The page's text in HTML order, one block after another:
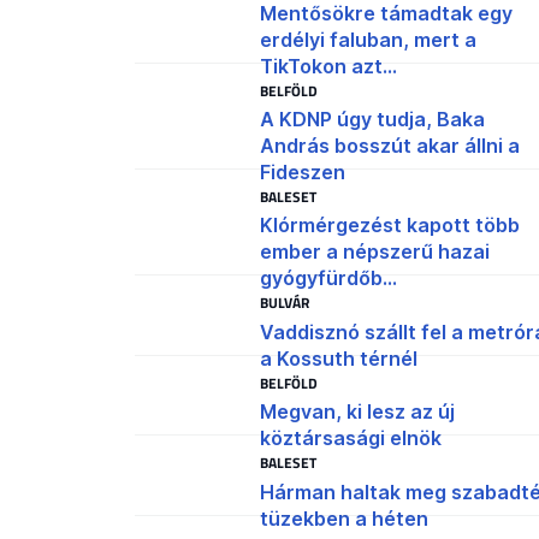
Mentősökre támadtak egy
erdélyi faluban, mert a
TikTokon azt...
BELFÖLD
A KDNP úgy tudja, Baka
András bosszút akar állni a
Fideszen
BALESET
Klórmérgezést kapott több
ember a népszerű hazai
gyógyfürdőb...
BULVÁR
Vaddisznó szállt fel a
a Kossuth térnél
BELFÖLD
Megvan, ki lesz az új
köztársasági elnök
BALESET
Hárman haltak meg
tüzekben a héten